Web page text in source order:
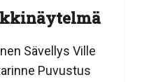
Sävellys Ville
Puvustus